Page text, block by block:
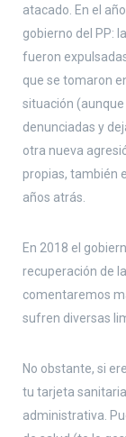
atacado. En el
gobierno del PP:
fueron
que se tomaron
situación
denunciadas y
otra nueva
propias, también
años atrás.
En 2018 el
recuperación de
comentaremos
sufren diversas
No obstante, si
tu tarjeta
administrativa.